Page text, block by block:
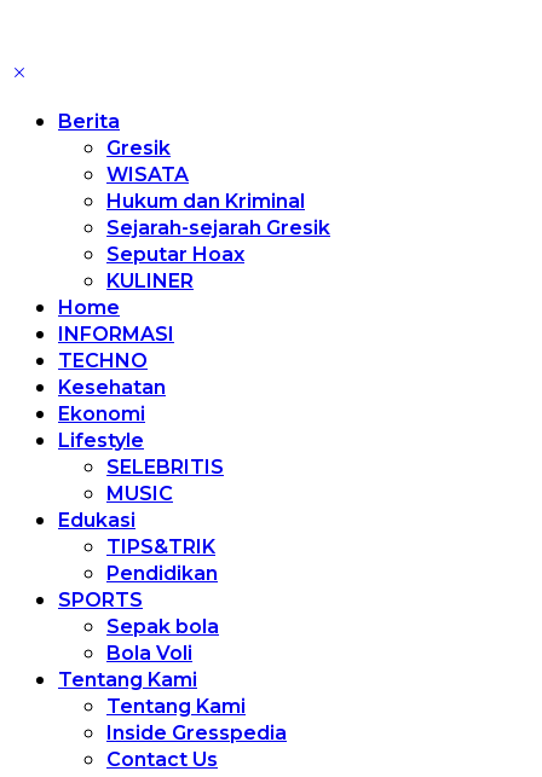
Berita
Gresik
WISATA
Hukum dan Kriminal
Sejarah-sejarah Gresik
Seputar Hoax
KULINER
Home
INFORMASI
TECHNO
Kesehatan
Ekonomi
Lifestyle
SELEBRITIS
MUSIC
Edukasi
TIPS&TRIK
Pendidikan
SPORTS
Sepak bola
Bola Voli
Tentang Kami
Tentang Kami
Inside Gresspedia
Contact Us